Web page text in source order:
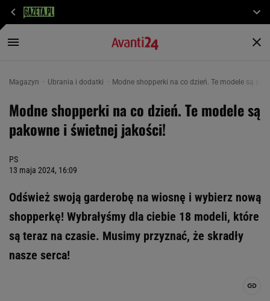
Magazyn Ubrania i dodatki Modne shopperki na co dzień. Te modele są
Modne shopperki na co dzień. Te modele są
pakowne i świetnej jakości!
PS
13 maja 2024, 16:09
Odśwież swoją garderobę na wiosnę i wybierz nową
shopperkę! Wybrałyśmy dla ciebie 18 modeli, które
są teraz na czasie. Musimy przyznać, że skradły
nasze serca!